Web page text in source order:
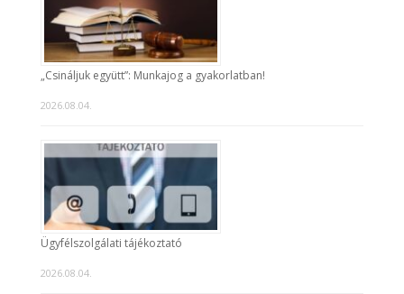
„Csináljuk együtt”: Munkajog a gyakorlatban!
2026.08.04.
Ügyfélszolgálati tájékoztató
2026.08.04.